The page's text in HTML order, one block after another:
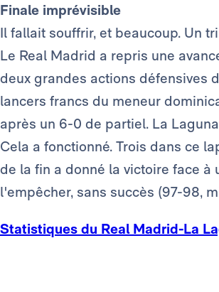
Finale imprévisible
Il fallait souffrir, et beaucoup. Un
Le Real Madrid a repris une
deux grandes actions défensives
lancers francs du meneur
après un 6-0 de partiel. La
Cela a fonctionné. Trois dans ce
de la fin a donné la victoire face
l'empêcher, sans succès (97-98,
Statistiques du Real Madrid-La